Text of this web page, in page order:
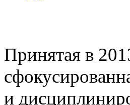
Принятая в
и